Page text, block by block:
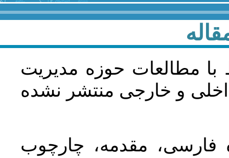
با مطالعات حوزه مديريت
و خارجی منتشر نشده
فارسی، مقدمه، چارچوب